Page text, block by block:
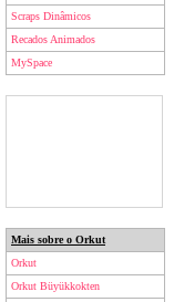
Scraps Dinâmicos
Recados Animados
MySpace
Mais sobre o Orkut
Orkut
Orkut Büyükkokten